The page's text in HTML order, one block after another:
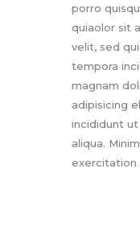
porro
quiaolor sit
velit, sed
tempora
magnam
adipisicing
incididunt
aliqua.
exercitation